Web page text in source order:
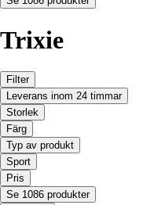
Trixie
Filter
Leverans inom 24 timmar
Storlek
Färg
Typ av produkt
Sport
Pris
Se 1086 produkter